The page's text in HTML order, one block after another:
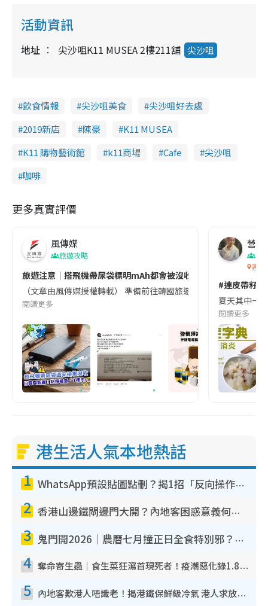
活動資訊
地址 尖沙咀K11 MUSEA 2樓211舖 尖沙咀
飲食情報 尖沙咀美食
尖沙咀好去處
2019新店
陳豪
K11 MUSEA
K11 購物藝術館
k11商場 Cafe
尖沙咀
咖啡
更多真實評價
風傳媒
旅遊攻略
旅遊注意｜搭飛機帶尿袋標明mAh都會被沒收😱出發前切記檢查
（文章由風傳媒授權轉載） 準備前往韓國旅遊的民眾，近期要
閱讀更多
營養
香港
#連皮帶籽
夏天其中一
閱讀更多
港生活人氣本地熱話
1 WhatsApp預設貼圖點刪？揭1招「反向操作」還原簡潔介面 附3步實測教學
2 香港山邊鐵閘邊門大開？內地客困惑意義何在！網民神回覆：呢種叫法理性防禦
3 鬼門開2026｜農曆七月撞正日全食特別邪？專家警告切忌做一事！揭4大禁忌+2招保平安
4 奪命寄生蟲｜食生菜狂瀉首現死者！疫潮惡化錄1.8萬宗病例 揭洗菜3大謬誤
5 內地客歎港人唔識老！揭港鐵保鮮級冷氣 港人求放過：咪投訴